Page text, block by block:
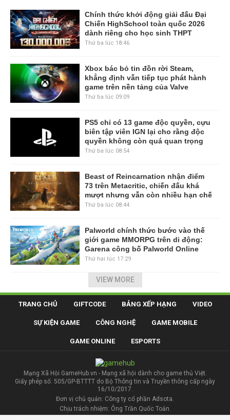
Chính thức khởi động giải đấu Đại
Chiến HighSchool toàn quốc 2026
dành riêng cho học sinh THPT
Thứ ba lúc 18:46
Xbox bác bỏ tin đồn rời Steam,
khẳng định vẫn tiếp tục phát hành
game trên nền tảng của Valve
Thứ ba lúc 09:09
PS5 chỉ có 13 game độc quyền, cựu
biên tập viên IGN lại cho rằng độc
quyền không còn quá quan trọng
Thứ ba lúc 08:54
Beast of Reincarnation nhận điểm
73 trên Metacritic, chiến đấu khá
mượt nhưng vẫn còn nhiều hạn chế
Thứ ba lúc 08:44
Palworld chính thức bước vào thế
giới game MMORPG trên di động:
Garena công bố Palworld Online
Thứ hai lúc 17:29
VIEW MORE
TRANG CHỦ GIFTCODE BẢNG XẾP HẠNG VIDEO
SỰ KIỆN GAME CÔNG NGHỆ GAME MOBILE
GAME ONLINE ESPORTS
Mạng Xã Hội GameHub.vn - Mạng xã hội dành cho game thủ Việt.
Giấy phép số: 505/GP-BTTTT do Bộ Thông tin và Truyền thông cấp ngày
16/10/2017.
Đơn vị chủ quản: Công ty cổ phần Adsota.
Chịu trách nhiệm: Ông Trần Quốc Toản.